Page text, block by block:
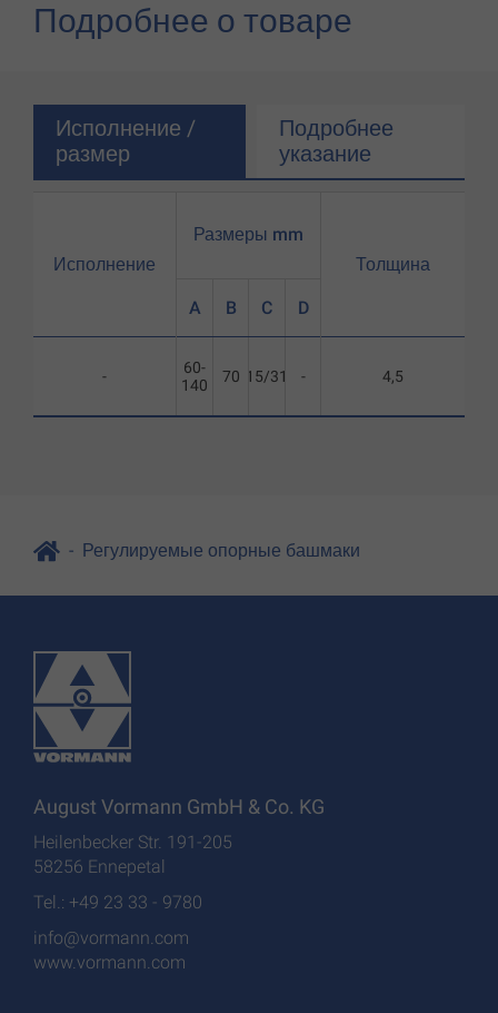
Подробнее о товаре
Исполнение /
размер
Подробнее
указание
Исполнение
-
Размеры mm
A B C D
60-
140
70115/315 -
Толщина
4,5
Регулируемые опорные башмаки
August Vormann GmbH & Co. KG
Heilenbecker Str. 191-205
58256 Ennepetal
Tel.: +49 23 33 - 9780
info@vormann.com
www.vormann.com